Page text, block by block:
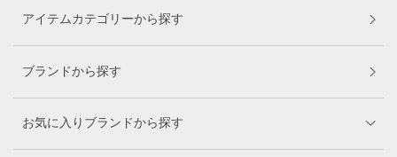
アイテムカテゴリーから探す
ブランドから探す
お気に入りブランドから探す